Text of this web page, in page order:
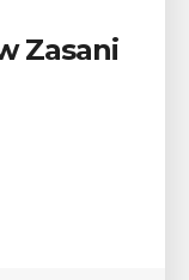
Zasani